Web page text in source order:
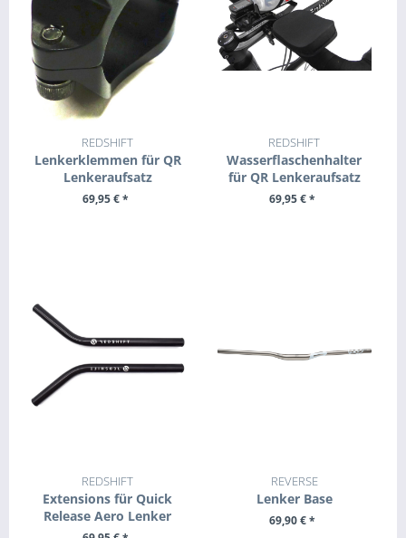
REDSHIFT
Lenkerklemmen für QR
Lenkeraufsatz
69,95 € *
REDSHIFT
Wasserflaschenhalter
für QR Lenkeraufsatz
69,95 € *
REDSHIFT
Extensions für Quick
Release Aero Lenker
REVERSE
Lenker Base
69,90 € *